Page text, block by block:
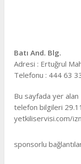
Batı And. Blg.
Adresi : Ertuğrul
Telefonu : 444 63
Bu sayfada yer
telefon bilgileri
yetkiliservisi.com/
sponsorlu